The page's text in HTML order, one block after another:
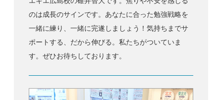
のは成長のサインです。あなたに合った勉強戦略を
一緒に練り、一緒に完遂しましょう！気持ちまでサ
ポートする、だから伸びる。私たちがついていま
す。ぜひお待ちしております。